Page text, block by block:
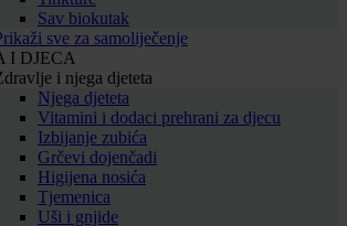
Sav biokutak
sve za samoliječenje
I DJECA
i njega djeteta
Njega djeteta
Vitamini i dodaci prehrani za djecu
Izbijanje zubića
Grčevi dojenčadi
Higijena nosića
Tjemenica
Uši i gnjide